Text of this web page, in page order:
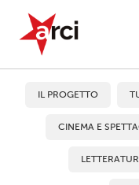
Salta al contenuto
ARCI APS
IL PROGETTO
CINEMA E